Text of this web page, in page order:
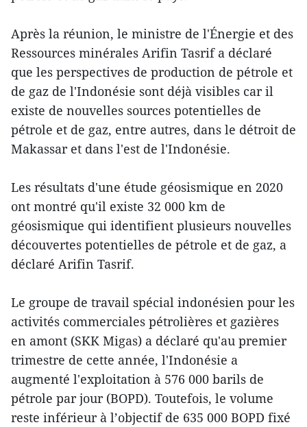
Après la réunion, le ministre de l'Énergie et des
Ressources minérales Arifin Tasrif a déclaré
que les perspectives de production de pétrole et
de gaz de l'Indonésie sont déjà visibles car il
existe de nouvelles sources potentielles de
pétrole et de gaz, entre autres, dans le détroit de
Makassar et dans l'est de l'Indonésie.
Les résultats d'une étude géosismique en 2020
ont montré qu'il existe 32 000 km de
géosismique qui identifient plusieurs nouvelles
découvertes potentielles de pétrole et de gaz, a
déclaré Arifin Tasrif.
Le groupe de travail spécial indonésien pour les
activités commerciales pétrolières et gazières
en amont (SKK Migas) a déclaré qu'au premier
trimestre de cette année, l'Indonésie a
augmenté l'exploitation à 576 000 barils de
pétrole par jour (BOPD). Toutefois, le volume
reste inférieur à l’objectif de 635 000 BOPD fixé